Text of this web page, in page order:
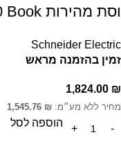
וסת מהירות 0.37kW ATV320 Book חד לתלת
Schneider Electric
זמין בהזמנה מראש
1,824.00 ₪
מחיר ללא מע״מ: 1,545.76 ₪
הוספה לסל